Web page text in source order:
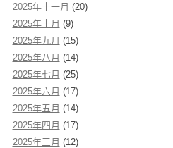
2025年十一月 (20)
2025年十月 (9)
2025年九月 (15)
2025年八月 (14)
2025年七月 (25)
2025年六月 (17)
2025年五月 (14)
2025年四月 (17)
2025年三月 (12)